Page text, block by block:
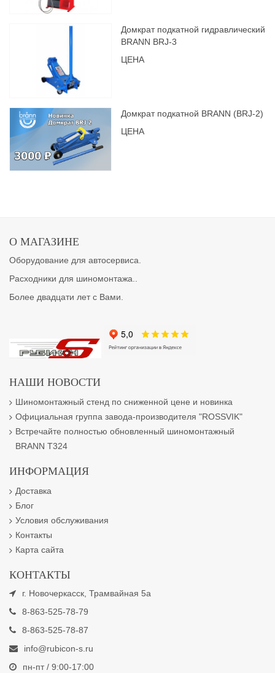
Домкрат подкатной гидравлический
BRANN BRJ-3
ЦЕНА
Домкрат подкатной BRANN (BRJ-2)
ЦЕНА
О МАГАЗИНЕ
Оборудование для автосервиса.
Расходники для шиномонтажа..
Более двадцати лет с Вами.
НАШИ НОВОСТИ
Шиномонтажный стенд по сниженной цене и новинка
Официальная группа завода-производителя "ROSSVIK"
Встречайте полностью обновленный шиномонтажный
BRANN T324
ИНФОРМАЦИЯ
Доставка
Блог
Условия обслуживания
Контакты
Карта сайта
КОНТАКТЫ
г. Новочеркасск, Трамвайная 5а
8-863-525-78-79
8-863-525-78-87
info@rubicon-s.ru
пн-пт / 9:00-17:00